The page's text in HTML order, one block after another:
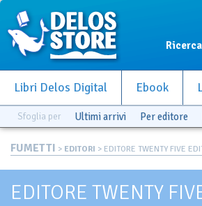
Ricerca
Libri Delos Digital Ebook
Sfoglia per Ultimi arrivi Per editore
FUMETTI > EDITORI > EDITORE TWENTY FIVE
EDITORE TWENTY